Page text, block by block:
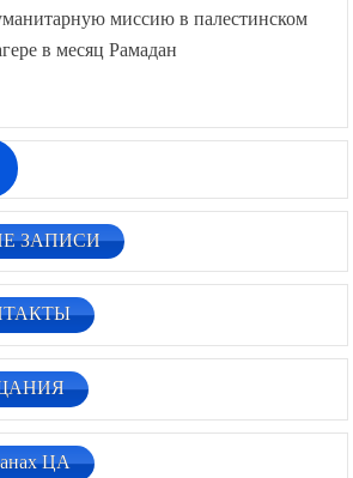
миссию в палестинском
в месяц Рамадан
ЗАПИСИ
ЦА